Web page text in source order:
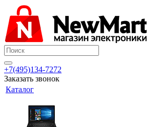
+7(495)134-7272
Заказать звонок
Каталог